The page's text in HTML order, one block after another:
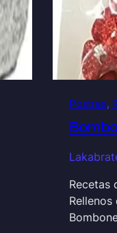
Postres,
Recetas